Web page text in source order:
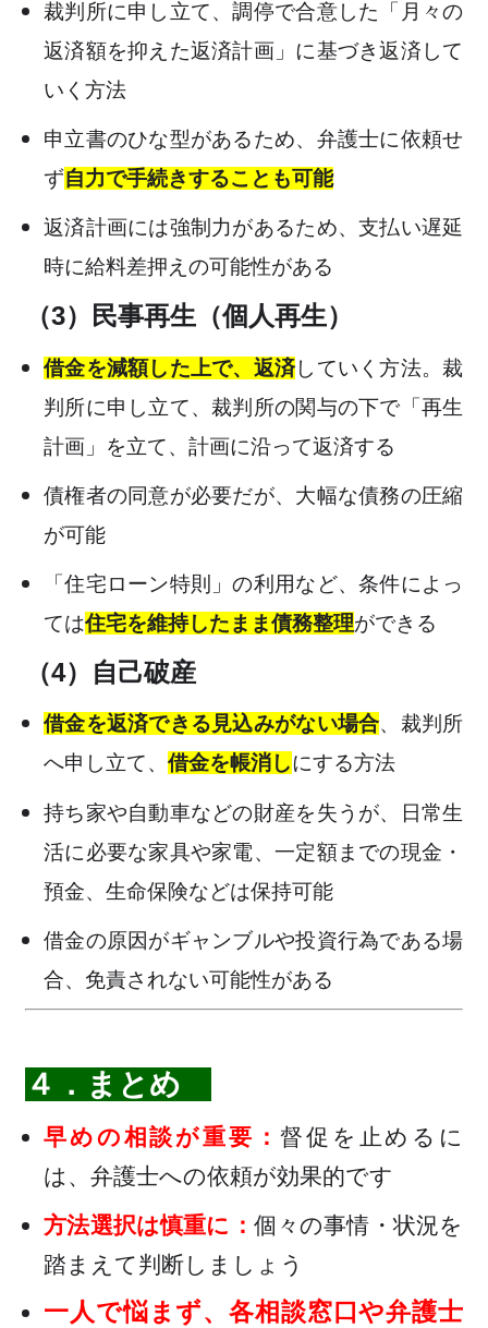
裁判所に申し立て、調停で合意した「月々の
返済額を抑えた返済計画」に基づき返済して
いく方法
申立書のひな型があるため、弁護士に依頼せ
ず自力で手続きすることも可能
返済計画には強制力があるため、支払い遅延
時に給料差押えの可能性がある
（3）民事再生（個人再生）
借金を減額した上で、返済していく方法。裁
判所に申し立て、裁判所の関与の下で「再生
計画」を立て、計画に沿って返済する
債権者の同意が必要だが、大幅な債務の圧縮
が可能
「住宅ローン特則」の利用など、条件によっ
ては住宅を維持したまま債務整理ができる
（4）自己破産
借金を返済できる見込みがない場合、裁判所
へ申し立て、借金を帳消しにする方法
持ち家や自動車などの財産を失うが、日常生
活に必要な家具や家電、一定額までの現金・
預金、生命保険などは保持可能
借金の原因がギャンブルや投資行為である場
合、免責されない可能性がある
４．まとめ
早めの相談が重要：督促を止めるに
は、弁護士への依頼が効果的です
方法選択は慎重に： 個々の事情・状況を
踏まえて判断しましょう
一人で悩まず、各相談窓口や弁護士